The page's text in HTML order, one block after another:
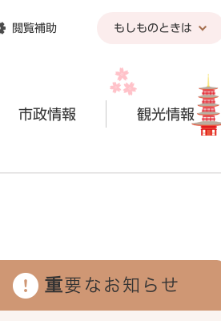
閲覧補助 もしものときは
市政情報 観光情報
重要なお知らせ